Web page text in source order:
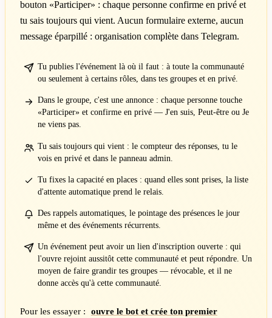
bouton «Participer» : chaque personne confirme en privé et
tu sais toujours qui vient. Aucun formulaire externe, aucun
message éparpillé : organisation complète dans Telegram.
Tu publies l'événement là où il faut : à toute la communauté
ou seulement à certains rôles, dans tes groupes et en privé.
Dans le groupe, c'est une annonce : chaque personne touche
«Participer» et confirme en privé — J'en suis, Peut-être ou Je
ne viens pas.
Tu sais toujours qui vient : le compteur des réponses, tu le
vois en privé et dans le panneau admin.
Tu fixes la capacité en places : quand elles sont prises, la liste
d'attente automatique prend le relais.
Des rappels automatiques, le pointage des présences le jour
même et des événements récurrents.
Un événement peut avoir un lien d'inscription ouverte : qui
l'ouvre rejoint aussitôt cette communauté et peut répondre. Un
moyen de faire grandir tes groupes — révocable, et il ne
donne accès qu'à cette communauté.
Pour les essayer : ouvre le bot et crée ton premier